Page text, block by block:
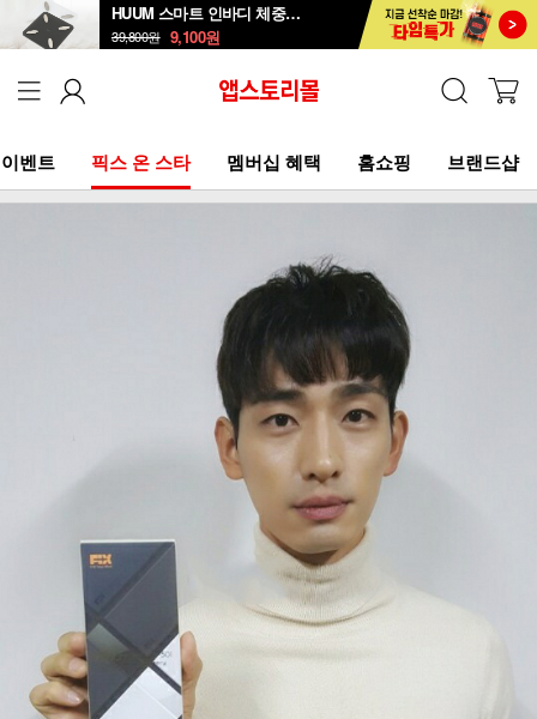
HUUM 스마트 인바디 체중계 SB-108B
39,800원 9,100원
이벤트 픽스 온 스타 멤버십 혜택 홈쇼핑 브랜드샵